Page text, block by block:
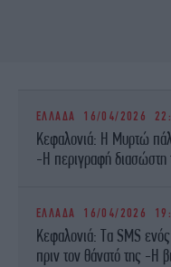
ΕΛΛΑΔΑ 16/04/2026
Κεφαλονιά: Η Μυρτώ
-Η περιγραφή
ΕΛΛΑΔΑ 16/04/2026
Κεφαλονιά: Τα SMS
πριν τον θάνατό της -Η